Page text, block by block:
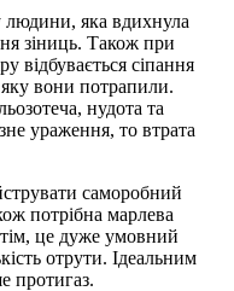
яка вдихнула
зіниць. Також при
відбувається сіпання
яку вони потрапили.
нудота та
ураження, то втрата
саморобний
потрібна марлева
це дуже умовний
отрути. Ідеальним
протигаз.